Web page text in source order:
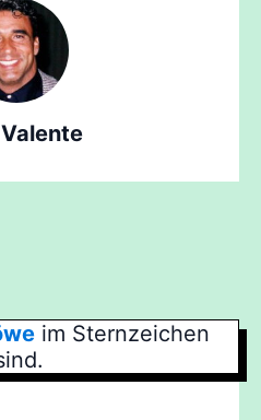
im Sternzeichen